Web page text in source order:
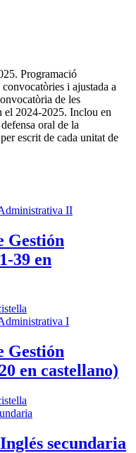
Programació
i ajustada a
de les
el 2024-2025. Inclou en
oral de la
escrit de cada unitat de
Gestión
39 en
Gestión
en castellano)
secundaria